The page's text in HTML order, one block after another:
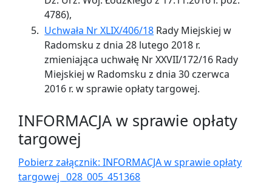
4786),
Uchwała Nr XLIX/406/18 Rady Miejskiej w
Radomsku z dnia 28 lutego 2018 r.
zmieniająca uchwałę Nr XXVII/172/16 Rady
Miejskiej w Radomsku z dnia 30 czerwca
2016 r. w sprawie opłaty targowej.
INFORMACJA w sprawie opłaty
targowej
Pobierz załącznik: INFORMACJA w sprawie opłaty
targowej _028_005_451368